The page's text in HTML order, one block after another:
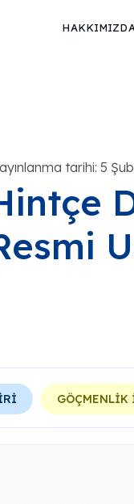
tarihi: 5
GÖÇMENLİK